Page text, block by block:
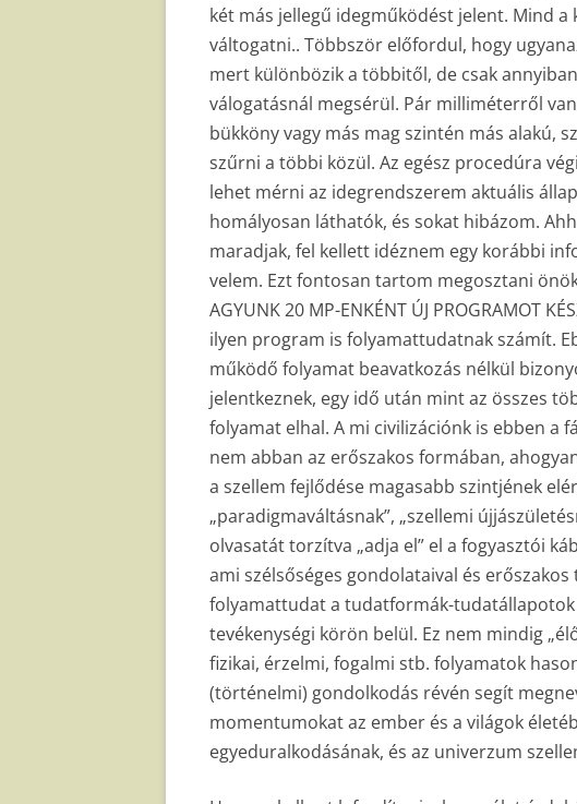
két más jellegű idegműködést jelent. Mind
váltogatni.. Többször előfordul, hogy
mert különbözik a többitől, de csak
válogatásnál megsérül. Pár milliméterről
bükköny vagy más mag szintén más alakú,
szűrni a többi közül. Az egész procedúra
lehet mérni az idegrendszerem aktuális
homályosan láthatók, és sokat hibázom.
maradjak, fel kellett idéznem egy korábbi
velem. Ezt fontosan tartom megosztani
AGYUNK 20 MP-ENKÉNT ÚJ PROGRAMOT
ilyen program is folyamattudatnak számít.
működő folyamat beavatkozás nélkül
jelentkeznek, egy idő után mint az összes
folyamat elhal. A mi civilizációnk is ebben a
nem abban az erőszakos formában,
a szellem fejlődése magasabb szintjének
„paradigmaváltásnak”, „szellemi
olvasatát torzítva „adja el” el a fogyasztói
ami szélsőséges gondolataival és
folyamattudat a tudatformák-tudatállapotok
tevékenységi körön belül. Ez nem mindig
fizikai, érzelmi, fogalmi stb. folyamatok
(történelmi) gondolkodás révén segít
momentumokat az ember és a világok
egyeduralkodásának, és az univerzum